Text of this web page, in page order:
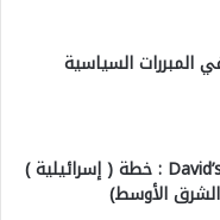
المبررات السياسية
ممر داوود David’s Corrido : خطة ( إسرائيلية )
الأوسط)